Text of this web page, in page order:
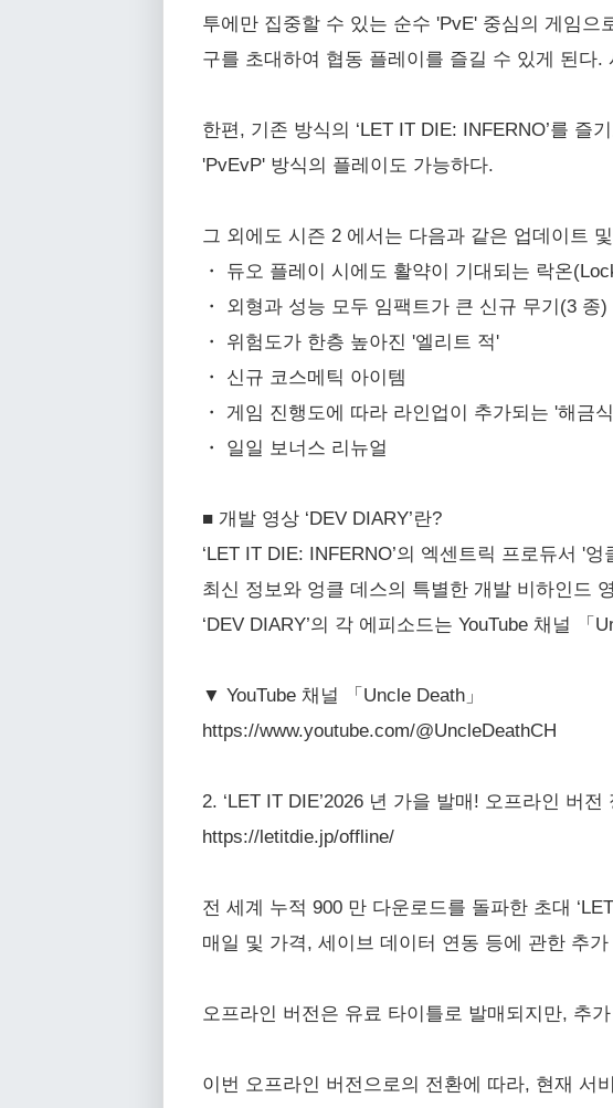
투에만 집중할 수 있는 순수 'PvE' 중심의 게임
구를 초대하여 협동 플레이를 즐길 수 있게 된다
한편, 기존 방식의 ‘LET IT DIE: INFERNO’를
'PvEvP' 방식의 플레이도 가능하다.
그 외에도 시즌 2 에서는 다음과 같은 업데이트
・ 듀오 플레이 시에도 활약이 기대되는 락온
・ 외형과 성능 모두 임팩트가 큰 신규 무기(3 종)
・ 위험도가 한층 높아진 '엘리트 적'
・ 신규 코스메틱 아이템
・ 게임 진행도에 따라 라인업이 추가되는 '해금
・ 일일 보너스 리뉴얼
■ 개발 영상 ‘DEV DIARY’란?
‘LET IT DIE: INFERNO’의 엑센트릭 프로듀서 '
최신 정보와 엉클 데스의 특별한 개발 비하인드
‘DEV DIARY’의 각 에피소드는 YouTube 채널 「
▼ YouTube 채널 「Uncle Death」
https://www.youtube.com/@UncleDeathCH
2. ‘LET IT DIE’2026 년 가을 발매! 오프라인 버
https://letitdie.jp/offline/
전 세계 누적 900 만 다운로드를 돌파한 초대
매일 및 가격, 세이브 데이터 연동 등에 관한 추
오프라인 버전은 유료 타이틀로 발매되지만, 추
이번 오프라인 버전으로의 전환에 따라, 현재 서